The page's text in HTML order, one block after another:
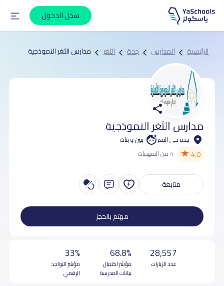
سجل الدخول
الرئيسية المدارس جدة الثغر مدارس الثغر النموذجية
مدارس الثغر النموذجية
جدة حي الثغر بنين و بنات
4.0
★ 4 من التقييمات
متابعة
مهتم بالحجز
28,557
عدد الزيارات
68.8%
مؤشر اكتمال
بيانات المدرسة
33%
مؤشر التواجد
الرقمي